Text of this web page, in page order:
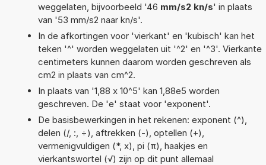
weggelaten, bijvoorbeeld '46 mm/s2 kn/s' in plaats
van '53 mm/s2 naar kn/s'.
In de afkortingen voor 'vierkant' en 'kubisch' kan het
teken '^' worden weggelaten uit '^2' en '^3'. Vierkante
centimeters kunnen daarom worden geschreven als
cm2 in plaats van cm^2.
In plaats van '1,88 x 10^5' kan 1,88e5 worden
geschreven. De 'e' staat voor 'exponent'.
De basisbewerkingen in het rekenen: exponent (^),
delen (/, :, ÷), aftrekken (-), optellen (+),
vermenigvuldigen (*, x), pi (π), haakjes en
vierkantswortel (√) zijn op dit punt allemaal